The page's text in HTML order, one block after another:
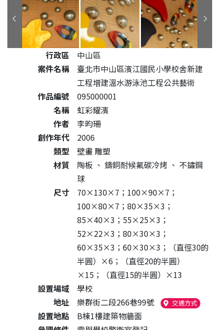
公共藝術作品詳細資料
行政區
中山區
案件名稱
臺北市中山區濱江國民小學校舍新建
工程增建溫水游泳池工程公共藝術
作品編號
095000001
名稱
虹彩耀濱
作者
李昀珊
創作年代
2006
類型
壁畫 雕塑
材質
陶板 、 鑄銅耐候氟碳冷烤 、 不鏽鋼
球
尺寸
70×130×7；100×90×7；
100×80×7；80×35×3；
85×40×3；55×25×3；
52×22×3；80×30×3；
60×35×3；60×30×3；（直徑30的
半圓）×6；（直徑20的半圓）
×15；（直徑15的半圓）×13
設置場域
學校
地址
樂群街二段266巷99號 交通方式（另開
設置地點
B棟1樓建築物牆面